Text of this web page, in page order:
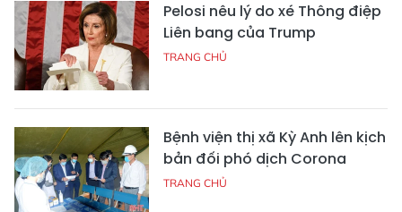
Pelosi nêu lý do xé Thông điệp
Liên bang của Trump
TRANG CHỦ
Bệnh viện thị xã Kỳ Anh lên kịch
bản đối phó dịch Corona
TRANG CHỦ